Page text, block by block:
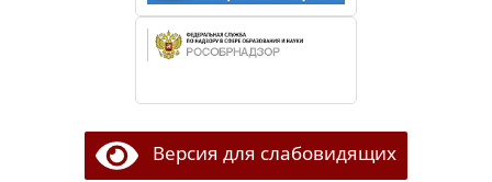
Версия для слабовидящих